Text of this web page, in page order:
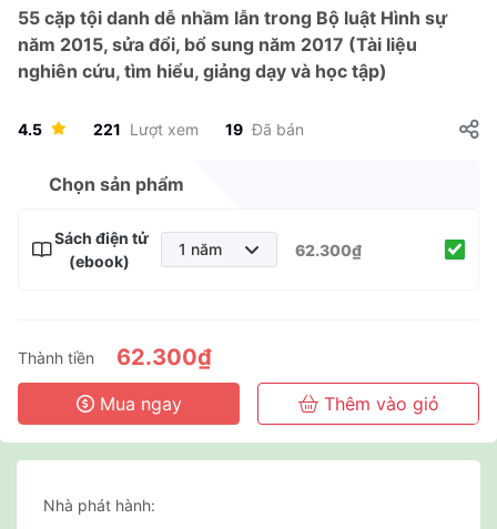
55 cặp tội danh dễ nhầm lẫn trong Bộ luật Hình sự
năm 2015, sửa đổi, bổ sung năm 2017 (Tài liệu
nghiên cứu, tìm hiểu, giảng dạy và học tập)
4.5 221 Lượt xem 19 Đã bán
Chọn sản phẩm
Sách điện tử
(ebook)
1 năm
3 năm
62.300₫
Thành tiền 62.300₫
Mua ngay Thêm vào giỏ
Nhà phát hành: